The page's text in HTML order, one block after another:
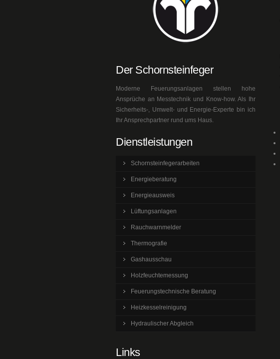
Der Schornsteinfeger
Moderne Feuerungsanlagen stellen hohe
Ansprüche an Messtechnik und Know-how. Als Ihr
Sicherheits-, Umwelt- und Energie-Experte bin ich
Ihr Ansprechpartner rund ums Haus.
Dienstleistungen
Schornsteinfegerarbeiten
Energieberatung
Energieausweis
Lüftungsanlagen
Rauchwarnmelder
Thermografie
Gashausschau
Holzfeuchtemessung
Feuerungstechnische Beratung
Heizkesselreinigung
Hydraulischer Abgleich
Links